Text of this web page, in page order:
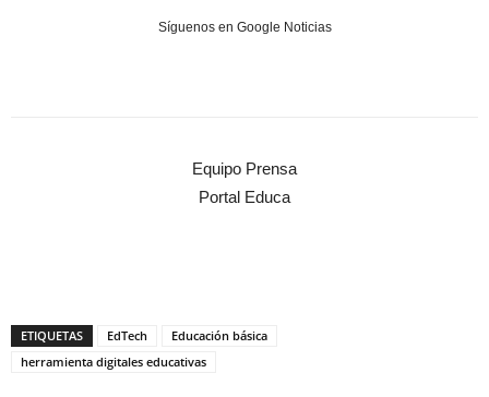
Síguenos en Google Noticias
Equipo Prensa
Portal Educa
ETIQUETAS EdTech
Educación básica
herramienta digitales educativas